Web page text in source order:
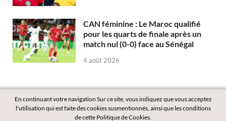
CAN féminine : Le Maroc qualifié
pour les quarts de finale après un
match nul (0-0) face au Sénégal
4 août 2026
En continuant votre navigation Sur ce site, vous indiquez que vous acceptez
l'utilisation qui est faite des cookies susmentionnés, ainsi que les conditions
de cette Politique de Cookies.